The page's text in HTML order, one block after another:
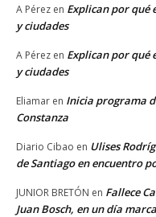
A Pérez en Explican por qué
y ciudades
A Pérez en Explican por qué
y ciudades
Eliamar en Inicia programa
Constanza
Diario Cibao en Ulises
de Santiago en encuentro
JUNIOR BRETÓN en Fallece
Juan Bosch, en un día